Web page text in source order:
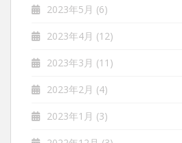
2023年5月 (6)
2023年4月 (12)
2023年3月 (11)
2023年2月 (4)
2023年1月 (3)